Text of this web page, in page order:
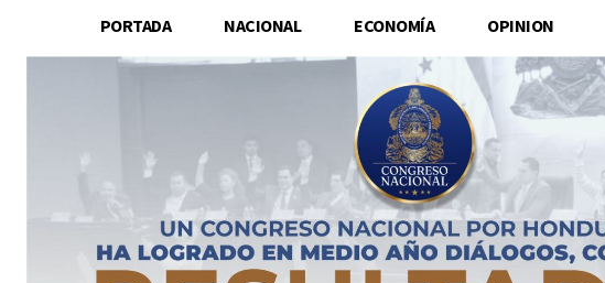
PORTADA NACIONAL ECONOMÍA OPINION